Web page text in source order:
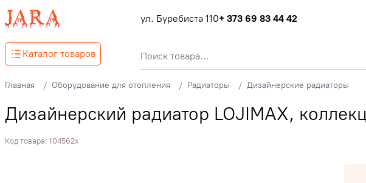
ул. Буребиста 110+ 373 69 83 44 42
Каталог товаров
Главная Оборудование для отопления Радиаторы Дизайнерские радиаторы
Дизайнерский радиатор LOJIMAX,
Код товара: 104562x